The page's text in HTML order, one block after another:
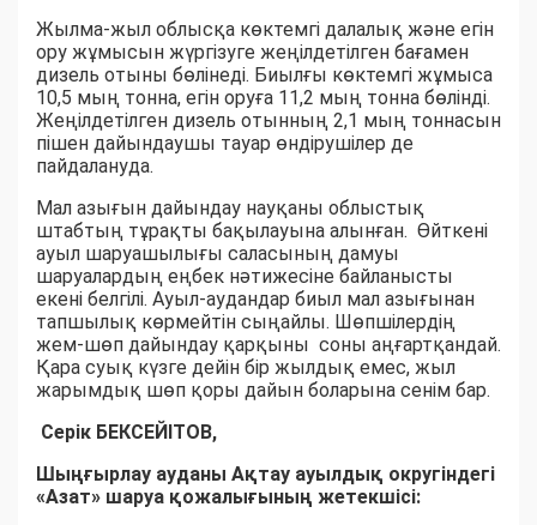
Жылма-жыл облысқа көктемгі далалық және егін
ору жұмысын жүргізуге жеңілдетілген бағамен
дизель отыны бөлінеді. Биылғы көктемгі жұмыса
10,5 мың тонна, егін оруға 11,2 мың тонна бөлінді.
Жеңілдетілген дизель отынның 2,1 мың тоннасын
пішен дайындаушы тауар өндірушілер де
пайдалануда.
Мал азығын дайындау науқаны облыстық
штабтың тұрақты бақылауына алынған. Өйткені
ауыл шаруашылығы саласының дамуы
шаруалардың еңбек нәтижесіне байланысты
екені белгілі. Ауыл-аудандар биыл мал азығынан
тапшылық көрмейтін сыңайлы. Шөпшілердің
жем-шөп дайындау қарқыны соны аңғартқандай.
Қара суық күзге дейін бір жылдық емес, жыл
жарымдық шөп қоры дайын боларына сенім бар.
Серік БЕКСЕЙІТОВ,
Шыңғырлау ауданы Ақтау ауылдық округіндегі
«Азат» шаруа қожалығының жетекшісі: